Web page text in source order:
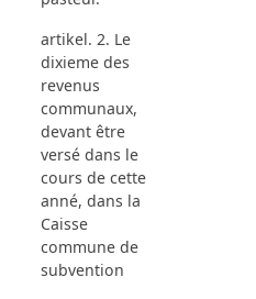
artikel. 2. Le
dixieme des
revenus
communaux,
devant être
versé dans le
cours de cette
anné, dans la
Caisse
commune de
subvention